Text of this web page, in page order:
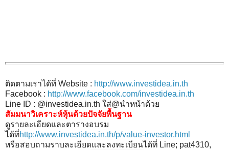
ติดตามเราได้ที่ Website : http://www.investidea.in.th
Facebook : http://www.facebook.com/investidea.in.th
Line ID : @investidea.in.th ใส่@นำหน้าด้วย
สัมมนาวิเคราะห์หุ้นด้วยปัจจัยพื้นฐาน
ดูรายละเอียดและตารางอบรม
ได้ที่http://www.investidea.in.th/p/value-investor.html
หรือสอบถามราบละเอียดและลงทะเบียนได้ที่ Line; pat4310,